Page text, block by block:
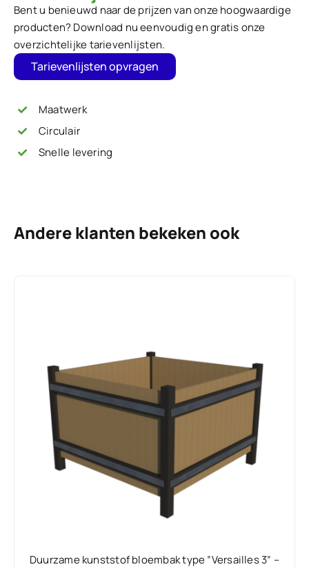
Bent u benieuwd naar de prijzen van onze hoogwaardige
producten? Download nu eenvoudig en gratis onze
overzichtelijke tarievenlijsten.
Tarievenlijsten opvragen
Maatwerk
Circulair
Snelle levering
Andere klanten bekeken ook
Duurzame kunststof bloembak type ”Versailles 3” –